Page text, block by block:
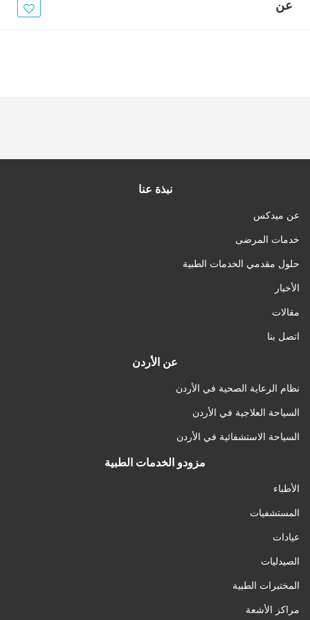
عن
نبذة عنا
عن ميدكس
خدمات المرضى
حلول مقدمي الخدمات الطبية
الأخبار
مقالات
اتصل بنا
عن الأردن
نظام الرعاية الصحية في الأردن
السياحة العلاجية في الأردن
السياحة الاستشفائية في الأردن
مزودو الخدمات الطبية
الأطباء
المستشفيات
عيادات
الصيدليات
المختبرات الطبية
مراكز الأشعة